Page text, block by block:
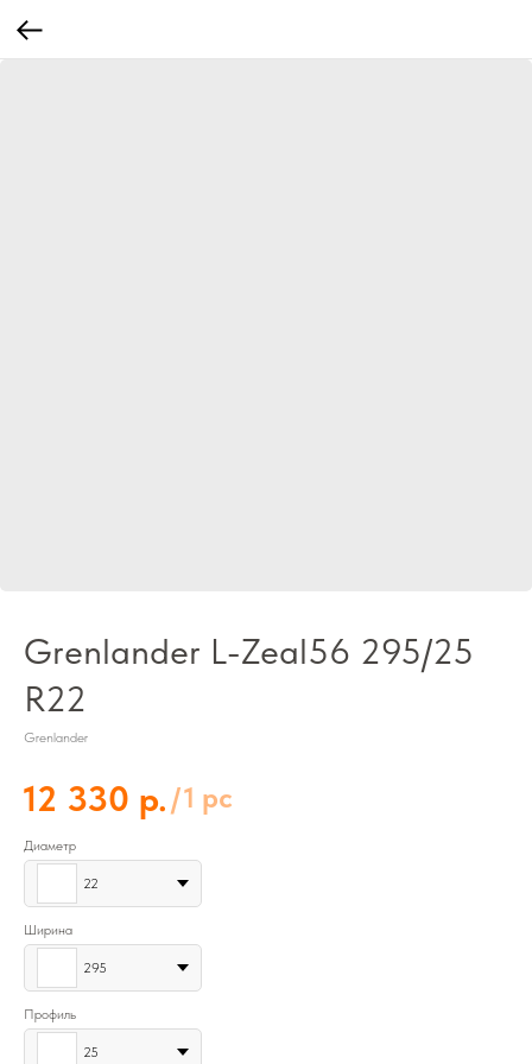
Grenlander L-Zeal56 295/25
R22
Grenlander
12 330 р. /1 pc
Диаметр
22
Ширина
295
Профиль
25